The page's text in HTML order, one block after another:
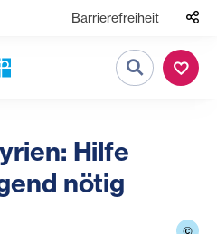
Barrierefreiheit
Suche
Hilfe
nötig
©